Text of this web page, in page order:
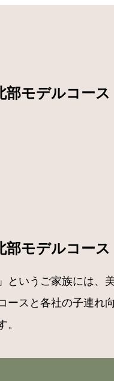
部モデルコース
部モデルコース
いうご家族には、
スと各社の子連れ